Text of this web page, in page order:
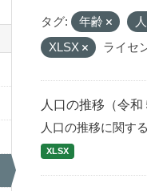
タグ: 年齢
XLSX
ライセ
人口の推移（令和
人口の推移に関す
XLSX